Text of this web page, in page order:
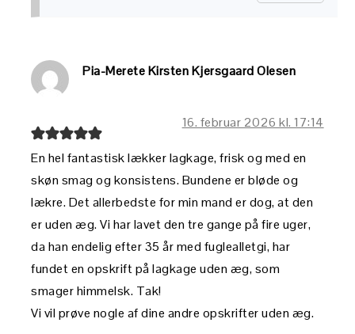
Pia-Merete Kirsten Kjersgaard Olesen
16. februar 2026 kl. 17:14
En hel fantastisk lækker lagkage, frisk og med en
skøn smag og konsistens. Bundene er bløde og
lækre. Det allerbedste for min mand er dog, at den
er uden æg. Vi har lavet den tre gange på fire uger,
da han endelig efter 35 år med fuglealletgi, har
fundet en opskrift på lagkage uden æg, som
smager himmelsk. Tak!
Vi vil prøve nogle af dine andre opskrifter uden æg.